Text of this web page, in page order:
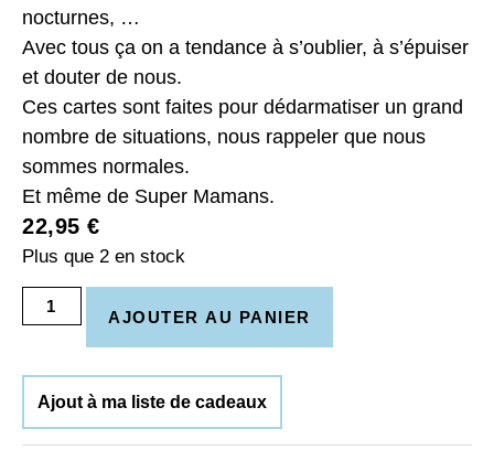
nocturnes, …
Avec tous ça on a tendance à s’oublier, à s’épuiser
et douter de nous.
Ces cartes sont faites pour dédarmatiser un grand
nombre de situations, nous rappeler que nous
sommes normales.
Et même de Super Mamans.
22,95 €
Plus que 2 en stock
AJOUTER AU PANIER
Ajout à ma liste de cadeaux